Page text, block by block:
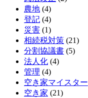
農地 (4)
登記 (4)
災害 (1)
相続税対策 (21)
分割協議書 (5)
法人化 (4)
管理 (4)
空き家マイスター
空き家 (21)